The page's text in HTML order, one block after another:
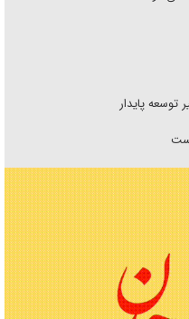
توسعه پایدار